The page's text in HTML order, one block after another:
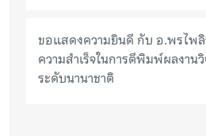
ขอแสดงความยินดี กับ อ.พรไพ
ความสำเร็จในการตีพิมพ์ผลงานวิ
ระดับนานาชาติ